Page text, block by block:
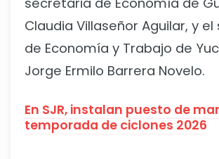
Claudia Villaseñor Aguilar, y
de Economía y Trabajo de
Jorge Ermilo Barrera Novelo.
En SJR, instalan puesto de
temporada de ciclones 2026